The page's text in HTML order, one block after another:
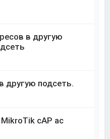
в другую
другую подсеть.
cAP ac